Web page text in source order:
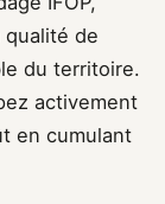
de
du territoire.
activement
en cumulant